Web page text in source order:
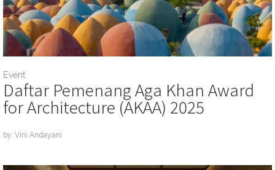
Event
Daftar Pemenang Aga Khan Award
for Architecture (AKAA) 2025
by: Vini Andayani